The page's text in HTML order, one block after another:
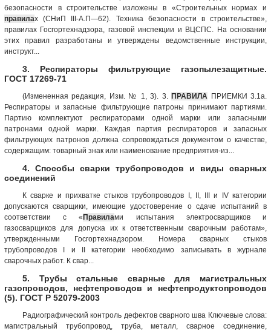
безопасности в строительстве изложены в «Строительных нормах и
правилах (СНиП III-А.П—62). Техника безопасности в строительстве»,
правилах Госгортехнадзора, газовой инспекции и ВЦСПС. На основании
этих правил разработаны и утверждены ведомственные инструкции,
инструкт...
3. Респираторы фильтрующие газопылезащитные.
ГОСТ 17269-71
(Измененная редакция, Изм. № 1, 3). 3.ПРАВИЛА ПРИЕМКИ 3.1а.
Респираторы и запасные фильтрующие патроны принимают партиями.
Партию комплектуют респираторами одной марки или запасными
патронами одной марки. Каждая партия респира­торов и запасных
фильтрующих патронов должна сопровождаться документом о качестве,
содержащим: товарный знак или наименование предприятия-из...
4. Способы сварки трубопроводов и виды сварных
соединений
К сварке и прихватке стыков трубопроводов I, II, III и IV категории
допускаются сварщики, имеющие удостоверение о сдаче испытаний в
соответствии с «Правилами испытания электросварщиков и
газосварщиков для допуска их к ответственным сварочным работам»,
утвержденными Госгортехнадзором. Номера сварных стыков
трубопроводов I и II категории необходимо записывать в журнале
сварочных работ. К свар...
5. Трубы стальные сварные для магистральных
газопроводов, нефтепроводов и нефтепродуктопроводов
(5). ГОСТ Р 52079-2003
Радиографический контроль дефектов сварного шва Ключевые слова:
магистральный трубопровод, труба, металл, сварное соединение,